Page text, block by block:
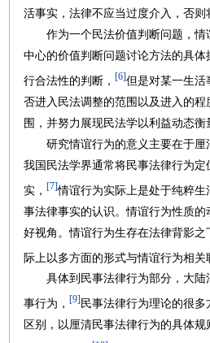
活事实，法律不应当过度介入，否
作为一个民法价值判断问题，情
中心的价值判断问题讨论方法的具
行合法性的判断， [6] 但是对某一生活
否进入民法调整的范围以及进入的
围，并努力展现民法学以利益动态衡
研究情谊行为的意义主要在于厘
我国民法学界通常将民事法律行为
实， [7]情谊行为实际上是处于纯粹
事法律事实的认识。情谊行为性质
好视角。情谊行为生存在法律背影
际上以多方面的形式与情谊行为相关
具体到民事法律行为部分，大陆
事行为， [9] 民事法律行为理论的很
区别，以厘清民事法律行为的具体